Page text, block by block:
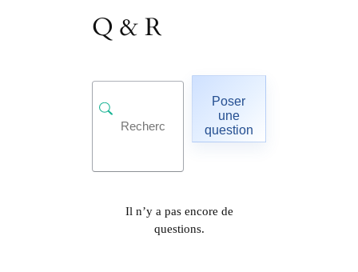
Q & R
Poser
une
question
Il n’y a pas encore de
questions.